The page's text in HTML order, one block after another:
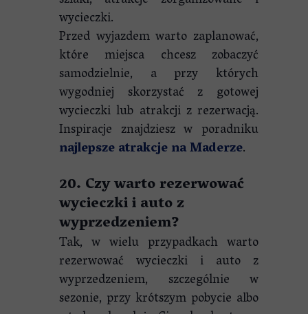
wycieczki.
Przed wyjazdem warto zaplanować,
które miejsca chcesz zobaczyć
samodzielnie, a przy których
wygodniej skorzystać z gotowej
wycieczki lub atrakcji z rezerwacją.
Inspiracje znajdziesz w poradniku
najlepsze atrakcje na Maderze.
20. Czy warto rezerwować
wycieczki i auto z
wyprzedzeniem?
Tak, w wielu przypadkach warto
rezerwować wycieczki i auto z
wyprzedzeniem, szczególnie w
sezonie, przy krótszym pobycie albo